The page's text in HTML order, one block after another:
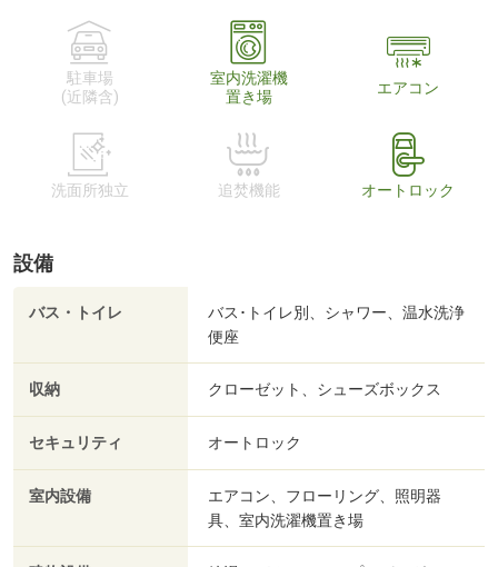
駐車場
(近隣含)
室内洗濯機
置き場
エアコン
洗面所独立 追焚機能 オートロック
設備
バス・トイレ
バス･トイレ別、シャワー、温水洗浄
便座
収納 クローゼット、シューズボックス
セキュリティ オートロック
室内設備
エアコン、フローリング、照明器
具、室内洗濯機置き場